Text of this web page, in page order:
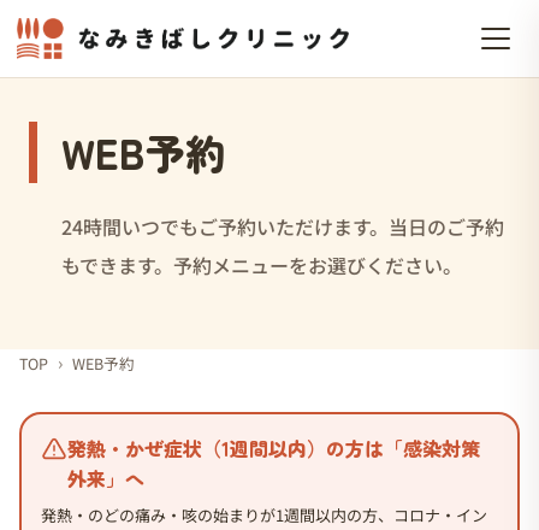
WEB予約
24時間いつでもご予約いただけます。当日のご予約
もできます。予約メニューをお選びください。
TOP › WEB予約
発熱・かぜ症状（1週間以内）の方は「感染対策
外来」へ
発熱・のどの痛み・咳の始まりが1週間以内の方、コロナ・イン